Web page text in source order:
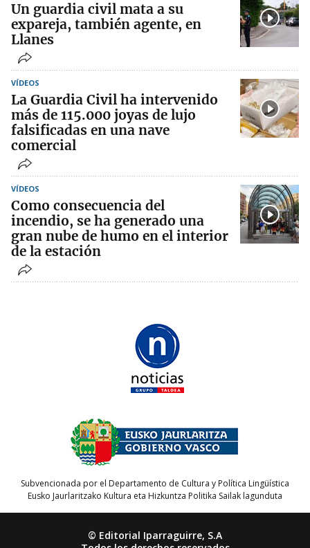
Un guardia civil mata a su
expareja, también agente, en
Llanes
VÍDEOS
La Guardia Civil ha intervenido
más de 115.000 joyas de lujo
falsificadas en una nave
comercial
VÍDEOS
Como consecuencia del
incendio, se ha generado una
gran nube de humo en el interior
de la estación
Subvencionada por el Departamento de Cultura y Política Lingüística
Eusko Jaurlaritzako Kultura eta Hizkuntza Politika Sailak lagunduta
© Editorial Iparraguirre, S.A